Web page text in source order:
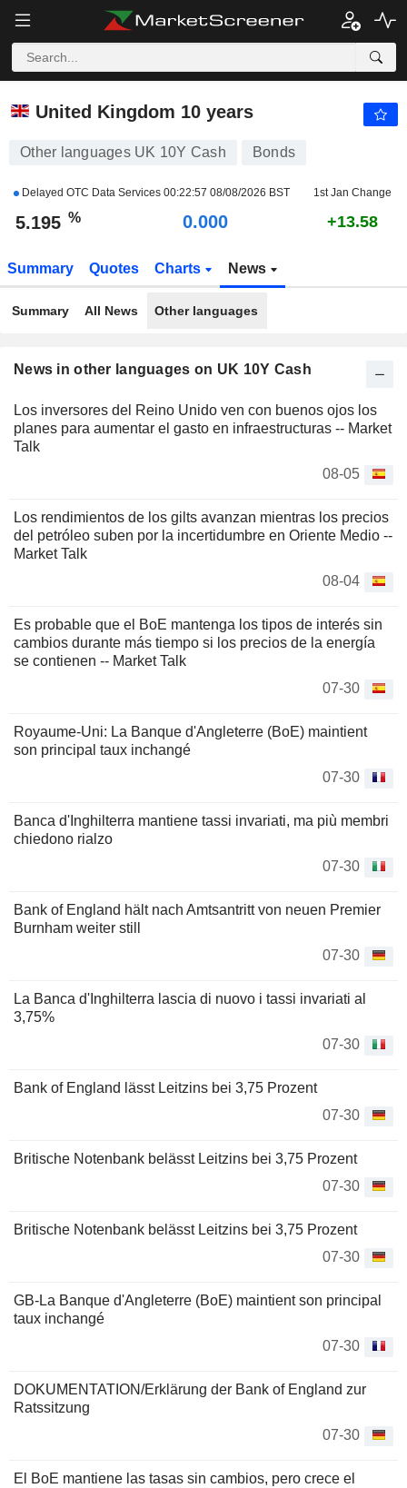
UK 10Y CASH
United Kingdom 10 years
Other languages UK 10Y Cash Bonds
Delayed OTC Data Services 00:22:57 08/08/2026 BST 1st Jan Change
5.195 % 0.000 +13.58
Summary Quotes Charts News
Summary All News Other languages
News in other languages on UK 10Y Cash
Los inversores del Reino Unido ven con buenos ojos los
planes para aumentar el gasto en infraestructuras -- Market
Talk
08-05
Los rendimientos de los gilts avanzan mientras los precios
del petróleo suben por la incertidumbre en Oriente Medio --
Market Talk
08-04
Es probable que el BoE mantenga los tipos de interés sin
cambios durante más tiempo si los precios de la energía
se contienen -- Market Talk
07-30
Royaume-Uni: La Banque d'Angleterre (BoE) maintient
son principal taux inchangé
07-30
Banca d'Inghilterra mantiene tassi invariati, ma più membri
chiedono rialzo
07-30
Bank of England hält nach Amtsantritt von neuen Premier
Burnham weiter still
07-30
La Banca d'Inghilterra lascia di nuovo i tassi invariati al
3,75%
07-30
Bank of England lässt Leitzins bei 3,75 Prozent
07-30
Britische Notenbank belässt Leitzins bei 3,75 Prozent
07-30
Britische Notenbank belässt Leitzins bei 3,75 Prozent
07-30
GB-La Banque d'Angleterre (BoE) maintient son principal
taux inchangé
07-30
DOKUMENTATION/Erklärung der Bank of England zur
Ratssitzung
07-30
El BoE mantiene las tasas sin cambios, pero crece el